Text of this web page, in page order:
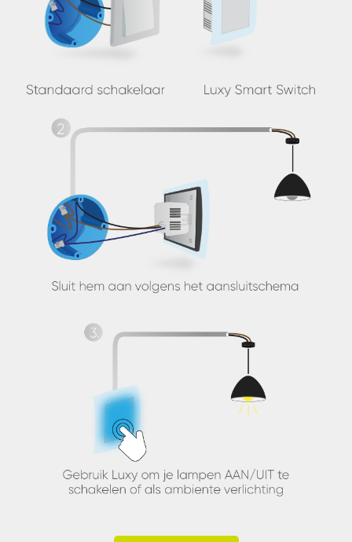
Luxy AAN/UIT te zetten in de
kleur en intensiteit die je wilt
bewegingsmelder
Stel hem in als visuele
Stel hem in als visuele
waarschuwing voor een
overstromingssensor
Z-wave apparaten te koppelen